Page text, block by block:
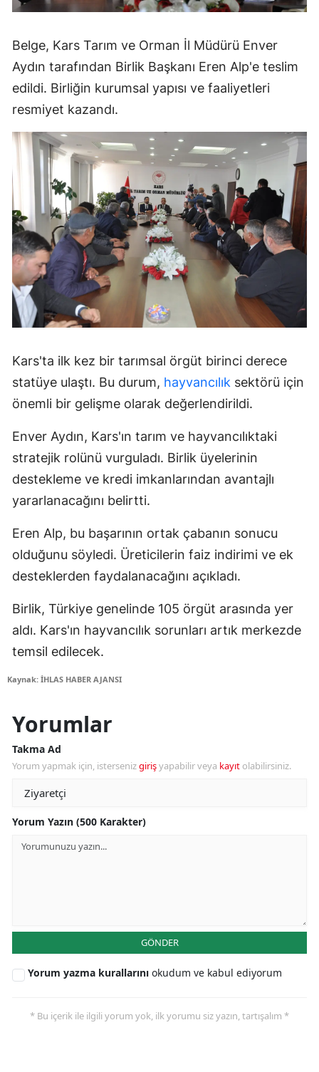
Belge, Kars Tarım ve Orman İl Müdürü Enver
Aydın tarafından Birlik Başkanı Eren Alp'e teslim
edildi. Birliğin kurumsal yapısı ve faaliyetleri
resmiyet kazandı.
Kars'ta ilk kez bir tarımsal örgüt birinci derece
statüye ulaştı. Bu durum, hayvancılık sektörü için
önemli bir gelişme olarak değerlendirildi.
Enver Aydın, Kars'ın tarım ve hayvancılıktaki
stratejik rolünü vurguladı. Birlik üyelerinin
destekleme ve kredi imkanlarından avantajlı
yararlanacağını belirtti.
Eren Alp, bu başarının ortak çabanın sonucu
olduğunu söyledi. Üreticilerin faiz indirimi ve ek
desteklerden faydalanacağını açıkladı.
Birlik, Türkiye genelinde 105 örgüt arasında yer
aldı. Kars'ın hayvancılık sorunları artık merkezde
temsil edilecek.
Kaynak: İHLAS HABER AJANSI
Yorumlar
Takma Ad
Yorum yapmak için, istersenizgirişyapabilir veya kayıt olabilirsiniz.
Yorum Yazın (500 Karakter)
GÖNDER
Yorum yazma kurallarını okudum ve kabul ediyorum
* Bu içerik ile ilgili yorum yok, ilk yorumu siz yazın, tartışalım *